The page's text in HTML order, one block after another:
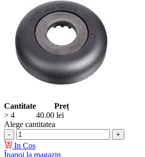
Cantitate
Preț
> 4
40.00 lei
Alege cantitatea
In Cos
Înapoi la magazin